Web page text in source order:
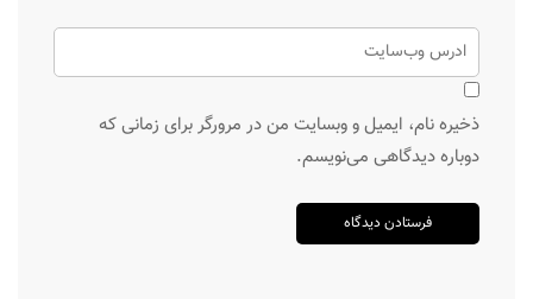
ذخیره نام، ایمیل و وبسایت من در مرورگر برای زمانی که
دوباره دیدگاهی می‌نویسم.